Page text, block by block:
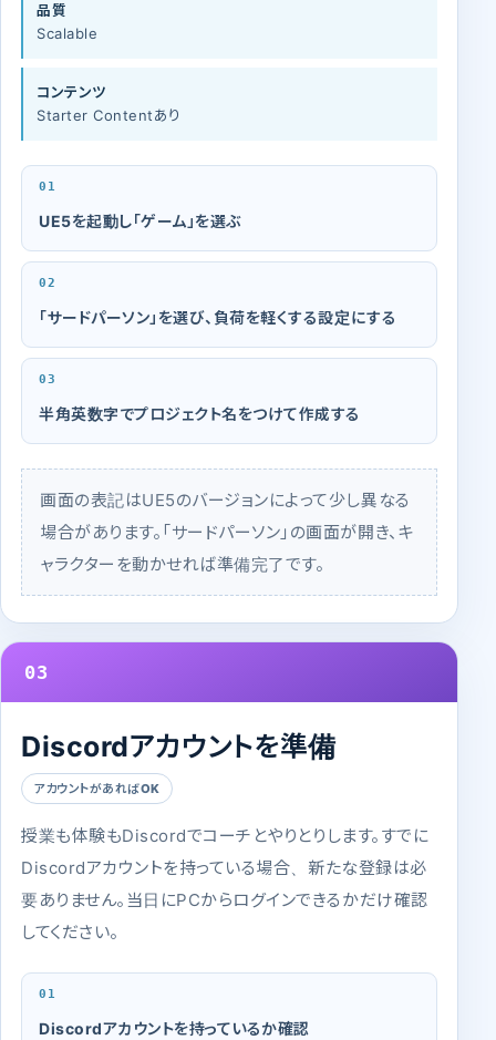
品質
Scalable
コンテンツ
Starter Contentあり
UE5を起動し「ゲーム」を選ぶ
「サードパーソン」を選び、負荷を軽くする設定にする
半角英数字でプロジェクト名をつけて作成する
画面の表記はUE5のバージョンによって少し異なる
場合があります。「サードパーソン」の画面が開き、キ
ャラクターを動かせれば準備完了です。
03
Discordアカウントを準備
アカウントがあればOK
授業も体験もDiscordでコーチとやりとりします。すでに
Discordアカウントを持っている場合、新たな登録は必
要ありません。当日にPCからログインできるかだけ確認
してください。
Discordアカウントを持っているか確認